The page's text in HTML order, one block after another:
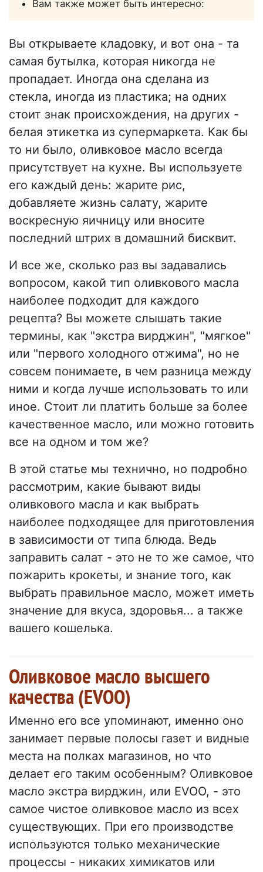
Вам также может быть интересно:
Вы открываете кладовку, и вот она - та
самая бутылка, которая никогда не
пропадает. Иногда она сделана из
стекла, иногда из пластика; на одних
стоит знак происхождения, на других -
белая этикетка из супермаркета. Как бы
то ни было, оливковое масло всегда
присутствует на кухне. Вы используете
его каждый день: жарите рис,
добавляете жизнь салату, жарите
воскресную яичницу или вносите
последний штрих в домашний бисквит.
И все же, сколько раз вы задавались
вопросом, какой тип оливкового масла
наиболее подходит для каждого
рецепта? Вы можете слышать такие
термины, как "экстра вирджин", "мягкое"
или "первого холодного отжима", но не
совсем понимаете, в чем разница между
ними и когда лучше использовать то или
иное. Стоит ли платить больше за более
качественное масло, или можно готовить
все на одном и том же?
В этой статье мы технично, но подробно
рассмотрим, какие бывают виды
оливкового масла и как выбрать
наиболее подходящее для приготовления
в зависимости от типа блюда. Ведь
заправить салат - это не то же самое, что
пожарить крокеты, и знание того, как
выбрать правильное масло, может иметь
значение для вкуса, здоровья... а также
вашего кошелька.
Оливковое масло высшего
качества (EVOO)
Именно его все упоминают, именно оно
занимает первые полосы газет и видные
места на полках магазинов, но что
делает его таким особенным? Оливковое
масло экстра вирджин, или EVOO, - это
самое чистое оливковое масло из всех
существующих. При его производстве
используются только механические
процессы - никаких химикатов или